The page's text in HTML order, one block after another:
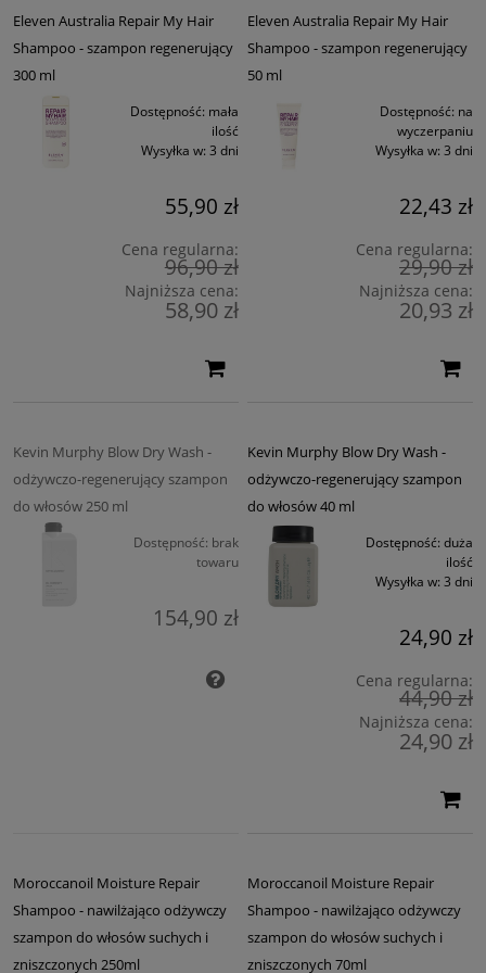
odżywczymi, jednocześnie zmiękczając i przywracając elastyczność i
łatwość układania.
Eleven Australia Repair My Hair
Shampoo - szampon regenerujący
300 ml
Dostępność: mała
ilość
Wysyłka w: 3 dni
55,90 zł
Cena regularna:
96,90 zł
Najniższa cena:
58,90 zł
Eleven Australia Repair My Hair
Shampoo - szampon regenerujący
50 ml
Dostępność: na
wyczerpaniu
Wysyłka w: 3 dni
22,43 zł
Cena regularna:
29,90 zł
Najniższa cena:
20,93 zł
Kevin Murphy Blow Dry Wash -
odżywczo-regenerujący szampon
do włosów 250 ml
Dostępność: brak
towaru
154,90 zł
Kevin Murphy Blow Dry Wash -
odżywczo-regenerujący szampon
do włosów 40 ml
Dostępność: duża
ilość
Wysyłka w: 3 dni
24,90 zł
Cena regularna:
44,90 zł
Najniższa cena:
24,90 zł
Moroccanoil Moisture Repair
Shampoo - nawilżająco odżywczy
szampon do włosów suchych i
zniszczonych 250ml
Moroccanoil Moisture Repair
Shampoo - nawilżająco odżywczy
szampon do włosów suchych i
zniszczonych 70ml